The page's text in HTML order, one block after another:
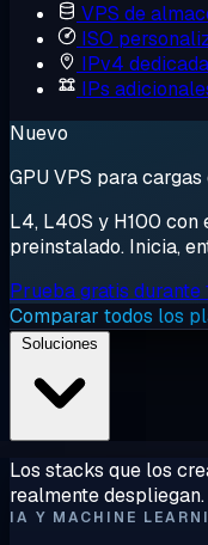
VPS de
ISO
IPv4 dedicada
IPs
Nuevo
GPU VPS para
L4, L40S y H100 con
preinstalado. Inicia,
Prueba gratis durante
Comparar todos los
Los stacks que los
realmente despliegan.
IA Y MACHINE